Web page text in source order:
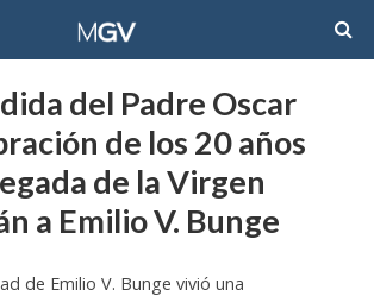
del Padre Oscar
de los 20 años
de la Virgen
a Emilio V. Bunge
de Emilio V. Bunge vivió una